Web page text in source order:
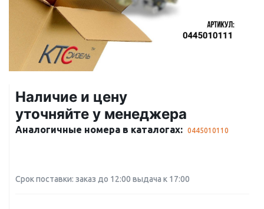
Наличие и цену
уточняйте у менеджера
Аналогичные номера в каталогах: 0445010110
Срок поставки: заказ до 12:00 выдача к 17:00